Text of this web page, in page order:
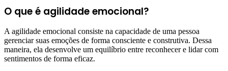
O que é agilidade emocional?
A agilidade emocional consiste na capacidade de uma pessoa
gerenciar suas emoções de forma consciente e construtiva. Dessa
maneira, ela desenvolve um equilíbrio entre reconhecer e lidar com
sentimentos de forma eficaz.